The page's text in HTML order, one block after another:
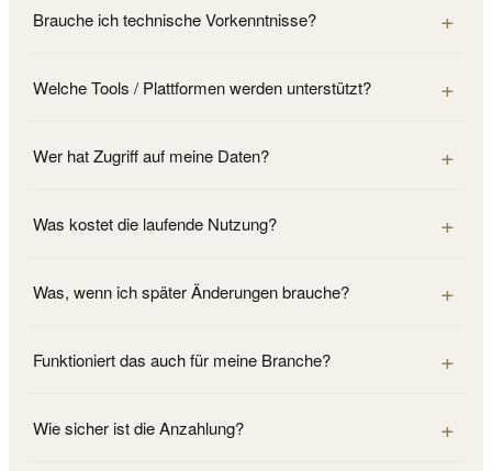
Brauche ich technische Vorkenntnisse?
Welche Tools / Plattformen werden unterstützt?
Wer hat Zugriff auf meine Daten?
Was kostet die laufende Nutzung?
Was, wenn ich später Änderungen brauche?
Funktioniert das auch für meine Branche?
Wie sicher ist die Anzahlung?